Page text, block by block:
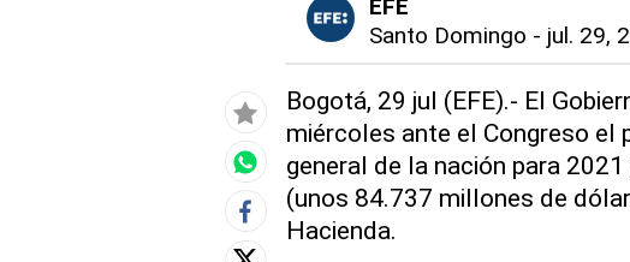
EFE
Santo Domingo - jul. 29,
Bogotá, 29 jul (EFE).- El
miércoles ante el Congreso el
general de la nación para
(unos 84.737 millones de
Hacienda.